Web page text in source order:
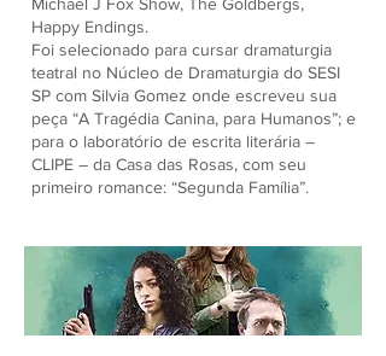
Happy Endings.
Foi selecionado para cursar dramaturgia
teatral no Núcleo de Dramaturgia do SESI
SP com Silvia Gomez onde escreveu sua
peça “A Tragédia Canina, para Humanos”; e
para o laboratório de escrita literária –
CLIPE – da Casa das Rosas, com seu
primeiro romance: “Segunda Família”.